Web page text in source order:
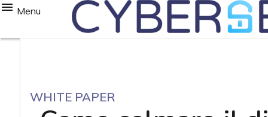
Menu
WHITE PAPER